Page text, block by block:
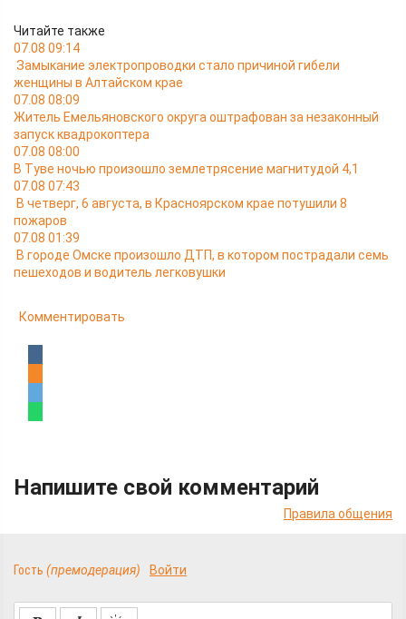
Читайте также
07.08 09:14
Замыкание электропроводки стало причиной гибели
женщины в Алтайском крае
07.08 08:09
Житель Емельяновского округа оштрафован за незаконный
запуск квадрокоптера
07.08 08:00
В Туве ночью произошло землетрясение магнитудой 4,1
07.08 07:43
В четверг, 6 августа, в Красноярском крае потушили 8
пожаров
07.08 01:39
В городе Омске произошло ДТП, в котором пострадали семь
пешеходов и водитель легковушки
Комментировать
Напишите свой комментарий
Правила общения
Гость (премодерация) Войти